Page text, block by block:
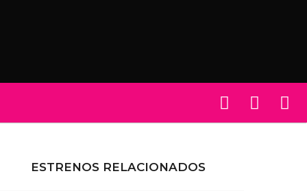
ESTRENOS RELACIONADOS